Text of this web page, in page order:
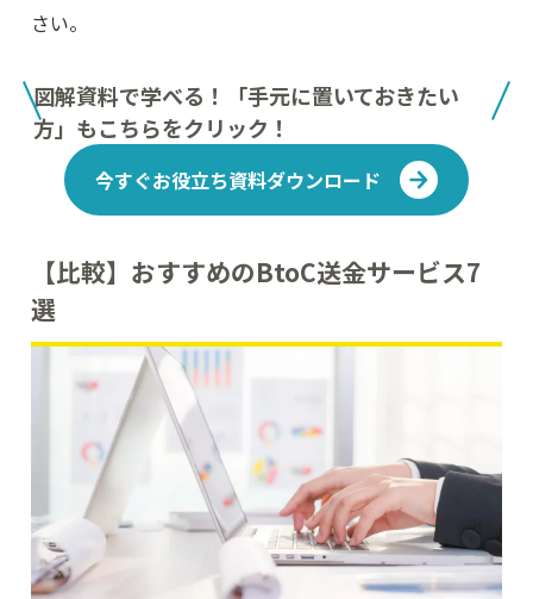
さい。
図解資料で学べる！「手元に置いておきたい
方」もこちらをクリック！
今すぐお役立ち資料ダウンロード
【比較】おすすめのBtoC送金サービス7
選